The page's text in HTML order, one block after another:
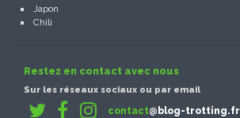
Japon
Chili
Restez en contact avec nous
Sur les réseaux sociaux ou par email
contact@blog-trotting.fr